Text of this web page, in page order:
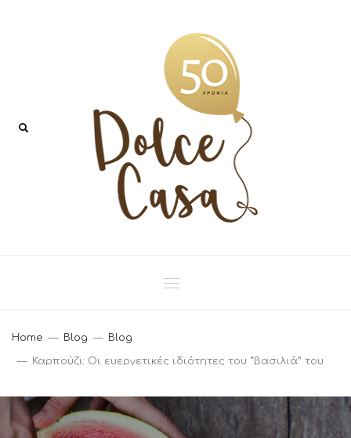
Home Blog Blog
Καρπούζι: Οι ευεργετικές ιδιότητες του “βασιλιά” του